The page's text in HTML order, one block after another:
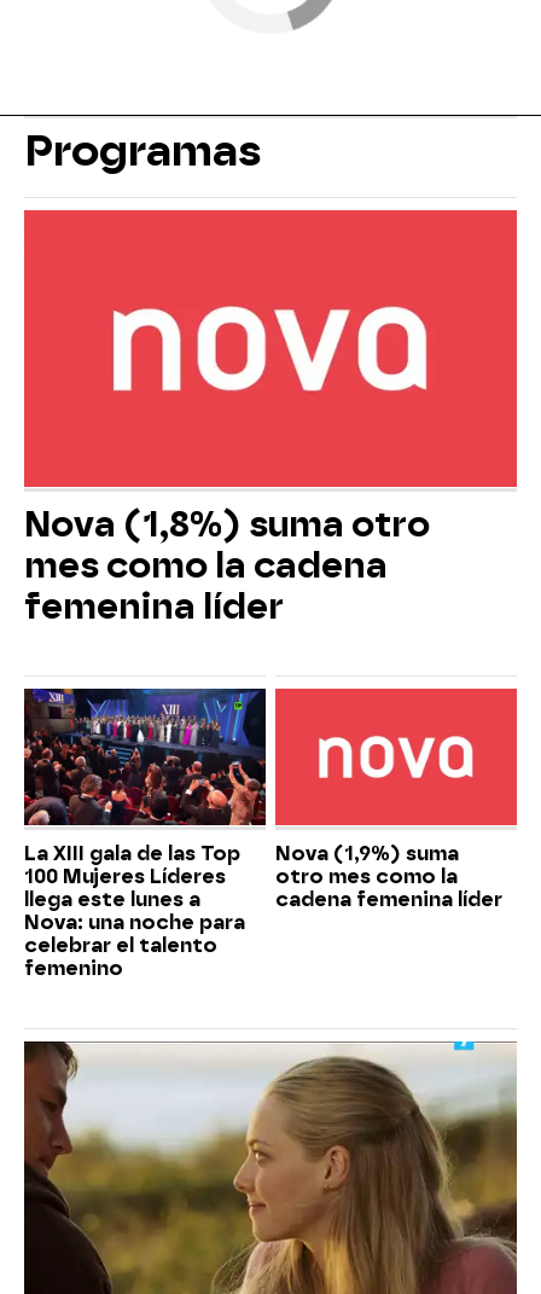
Programas
Nova (1,8%) suma otro
mes como la cadena
femenina líder
La XIII gala de las Top
100 Mujeres Líderes
llega este lunes a
Nova: una noche para
celebrar el talento
femenino
Nova (1,9%) suma
otro mes como la
cadena femenina líder